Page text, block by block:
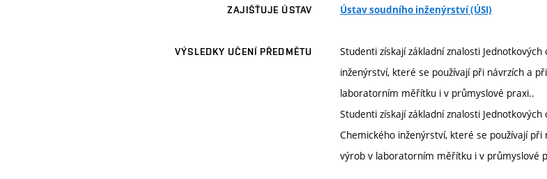
ZAJIŠŤUJE ÚSTAV Ústav soudního inženýrství (ÚSI)
VÝSLEDKY UČENÍ PŘEDMĚTU
Studenti získají základní znalosti
inženýrství, které se používají při návrzích a
laboratorním měřítku i v průmyslové praxi..
Studenti získají základní znalosti
Chemického inženýrství, které se používají
výrob v laboratorním měřítku i v průmyslové